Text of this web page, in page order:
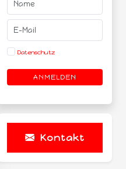
Datenschutz
ANMELDEN
Kontakt